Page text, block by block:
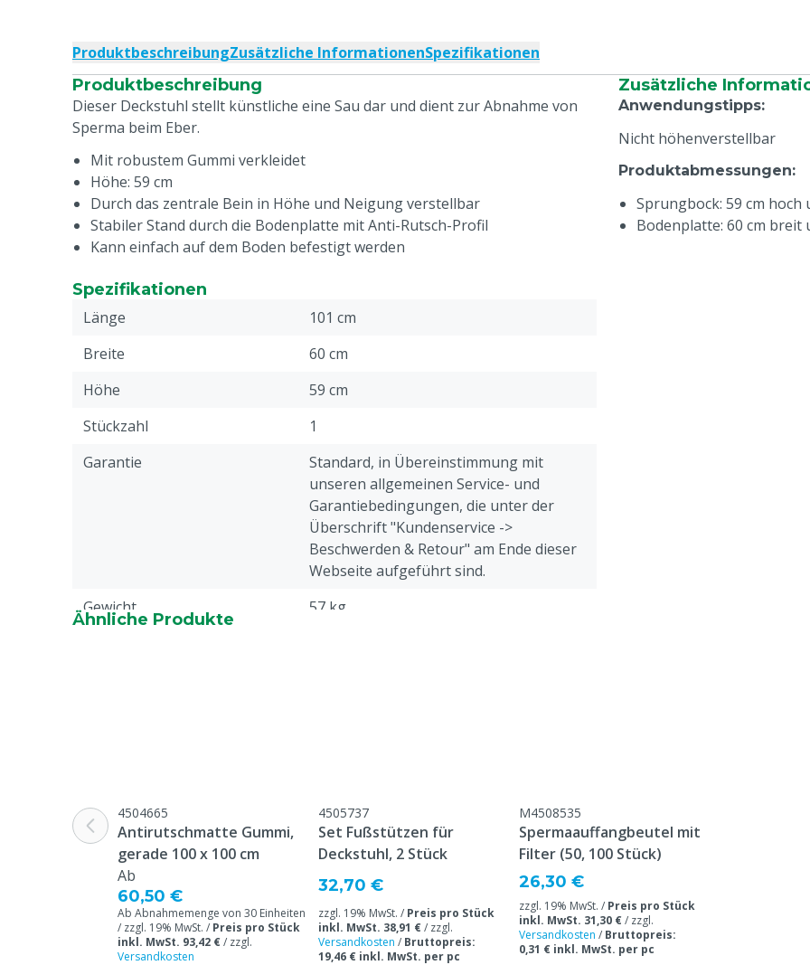
ProduktbeschreibungZusätzliche InformationenSpezifikationen
Produktbeschreibung
Dieser Deckstuhl stellt künstliche eine Sau dar und dient zur Abnahme von
Sperma beim Eber.
Mit robustem Gummi verkleidet
Höhe: 59 cm
Durch das zentrale Bein in Höhe und Neigung verstellbar
Stabiler Stand durch die Bodenplatte mit Anti-Rutsch-Profil
Kann einfach auf dem Boden befestigt werden
Zusätzliche
Anwendungstipps:
Nicht höhenverstellbar
Produktabmessungen:
Sprungbock: 59 cm hoch
Bodenplatte: 60 cm breit
Spezifikationen
Länge
101 cm
Breite
60 cm
Höhe
59 cm
Stückzahl
1
Garantie
Standard, in Übereinstimmung mit
unseren allgemeinen Service- und
Garantiebedingungen, die unter der
Überschrift "Kundenservice ->
Beschwerden & Retour" am Ende dieser
Webseite aufgeführt sind.
Gewicht
57 kg
Ähnliche Produkte
4504665
Antirutschmatte Gummi,
gerade 100 x 100 cm
Ab
60,50 €
Ab Abnahmemenge von 30 Einheiten
/ zzgl. 19% MwSt. / Preis pro Stück
inkl. MwSt. 93,42 €/ zzgl.
Versandkosten
4505737
Set Fußstützen für
Deckstuhl, 2 Stück
32,70 €
zzgl. 19% MwSt. / Preis pro Stück
inkl. MwSt. 38,91 €/ zzgl.
Versandkosten / Bruttopreis:
19,46 € inkl. MwSt. per pc
M4508535
Spermaauffangbeutel mit
Filter (50, 100 Stück)
26,30 €
zzgl. 19% MwSt. / Preis pro Stück
inkl. MwSt. 31,30 €/ zzgl.
Versandkosten / Bruttopreis:
0,31 € inkl. MwSt. per pc